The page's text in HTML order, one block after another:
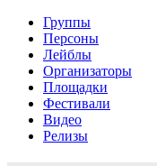
Группы
Персоны
Лейблы
Организаторы
Площадки
Фестивали
Видео
Релизы